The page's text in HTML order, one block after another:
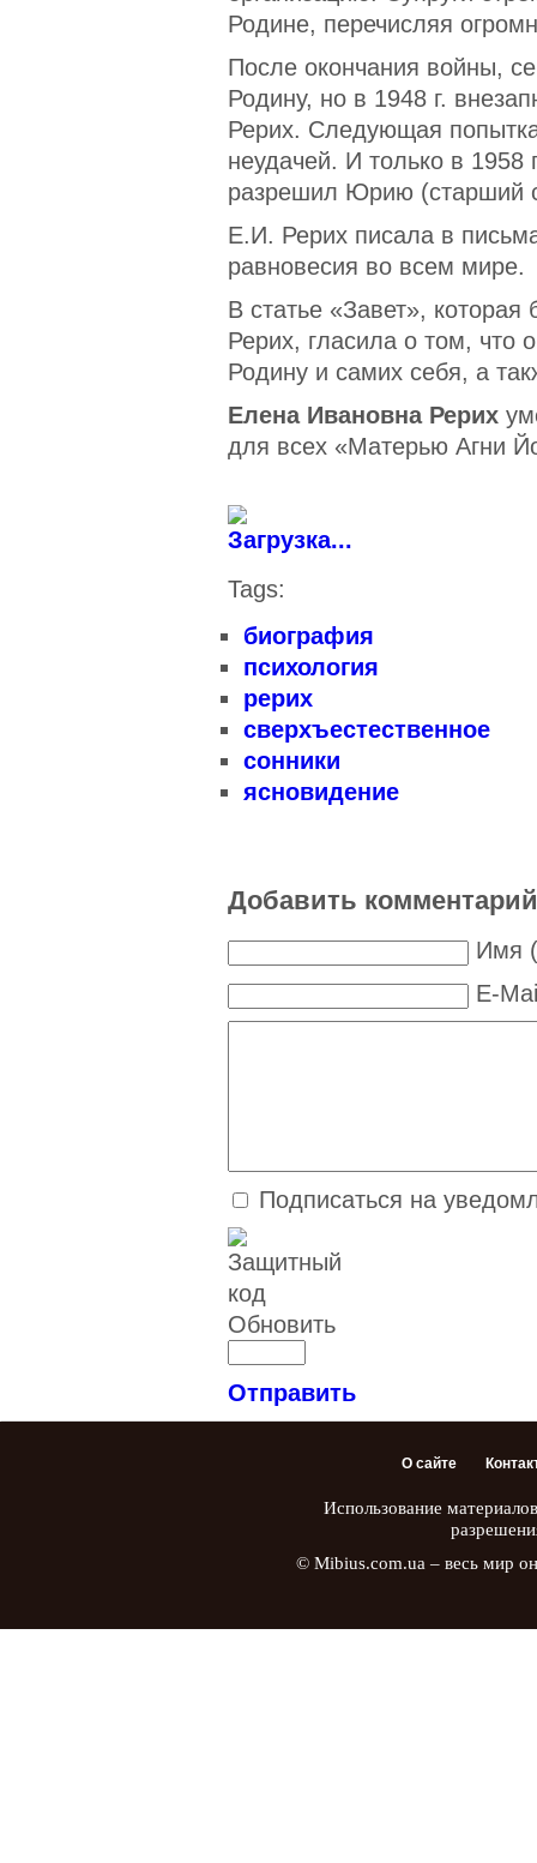
Родине, перечисляя
После окончания войны,
Родину, но в 1948 г.
Рерих. Следующая
неудачей. И только в
разрешил Юрию (старший
Е.И. Рерих писала в
равновесия во всем мире.
В статье «Завет»,
Рерих, гласила о том, что
Родину и самих себя, а
Елена Ивановна Рерих
для всех «Матерью Агни
Загрузка...
Tags:
биография
психология
рерих
сверхъестественное
сонники
ясновидение
Добавить комментарий
Имя
E-
Подписаться на
Обновить
Отправить
О сайте
Использование
© Mibius.com.ua – весь мир